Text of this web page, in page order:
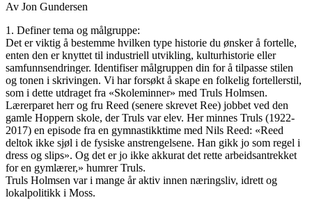
Av Jon Gundersen
1. Definer tema og målgruppe:
Det er viktig å bestemme hvilken type historie du ønsker å fortelle,
enten den er knyttet til industriell utvikling, kulturhistorie eller
samfunnsendringer. Identifiser målgruppen din for å tilpasse stilen
og tonen i skrivingen. Vi har forsøkt å skape en folkelig fortellerstil,
som i dette utdraget fra «Skoleminner» med Truls Holmsen.
Lærerparet herr og fru Reed (senere skrevet Ree) jobbet ved den
gamle Hoppern skole, der Truls var elev. Her minnes Truls (1922-
2017) en episode fra en gymnastikktime med Nils Reed: «Reed
deltok ikke sjøl i de fysiske anstrengelsene. Han gikk jo som regel i
dress og slips». Og det er jo ikke akkurat det rette arbeidsantrekket
for en gymlærer,» humrer Truls.
Truls Holmsen var i mange år aktiv innen næringsliv, idrett og
lokalpolitikk i Moss.